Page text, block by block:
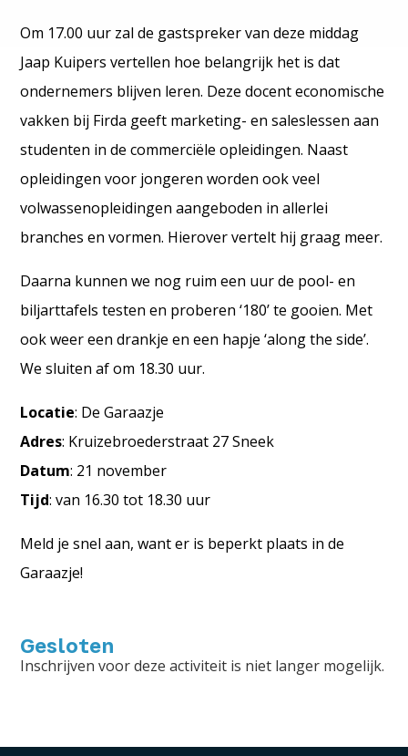
Om 17.00 uur zal de gastspreker van deze middag
Jaap Kuipers vertellen hoe belangrijk het is dat
ondernemers blijven leren. Deze docent economische
vakken bij Firda geeft marketing- en saleslessen aan
studenten in de commerciële opleidingen. Naast
opleidingen voor jongeren worden ook veel
volwassenopleidingen aangeboden in allerlei
branches en vormen. Hierover vertelt hij graag meer.
Daarna kunnen we nog ruim een uur de pool- en
biljarttafels testen en proberen ‘180’ te gooien. Met
ook weer een drankje en een hapje ‘along the side’.
We sluiten af om 18.30 uur.
Locatie: De Garaazje
Adres: Kruizebroederstraat 27 Sneek
Datum: 21 november
Tijd: van 16.30 tot 18.30 uur
Meld je snel aan, want er is beperkt plaats in de
Garaazje!
Gesloten
Inschrijven voor deze activiteit is niet langer mogelijk.